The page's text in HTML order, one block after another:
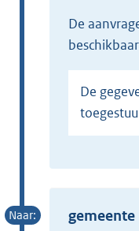
de aanvrager stelt de gegevens
De gegevens worden eenmalig
gemeente